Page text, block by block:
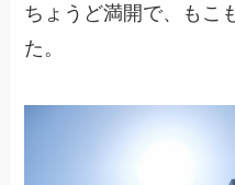
ちょうど満開で、もこ
た。